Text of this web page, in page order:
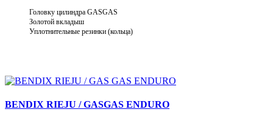
Головку цилиндра GASGAS
Золотой вкладыш
Уплотнительные резинки (кольца)
BENDIX RIEJU / GASGAS ENDURO